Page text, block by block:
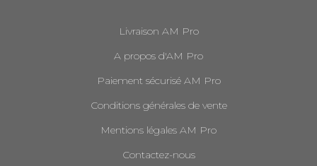
Livraison AM Pro
A propos d'AM Pro
Paiement sécurisé AM Pro
Conditions générales de vente
Mentions légales AM Pro
Contactez-nous